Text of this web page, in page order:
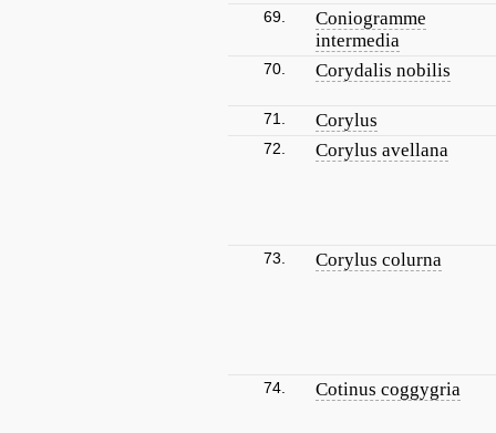
69.
Coniogramme
intermedia
70. Corydalis nobilis
71. Corylus
72. Corylus avellana
73. Corylus colurna
74. Cotinus coggygria